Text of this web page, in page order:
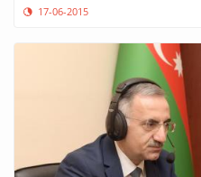
17-06-2015